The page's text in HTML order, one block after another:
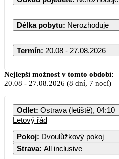
Délka pobytu: Nerozhoduje
Termín: 20.08 - 27.08.2026
Nejlepší možnost v tomto období:
20.08 - 27.08.2026 (8 dní, 7 nocí)
Odlet: Ostrava (letiště), 04:10
Letový řád
Pokoj: Dvoulůžkový pokoj
Strava: All inclusive